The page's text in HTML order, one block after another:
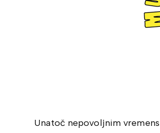
Unatoč nepovoljnim